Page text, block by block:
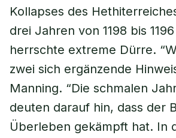
Kollapses des
drei Jahren von 1198 bis
herrschte extreme Dürre.
zwei sich ergänzende
Manning. “Die schmalen
deuten darauf hin, dass der
Überleben gekämpft hat. In